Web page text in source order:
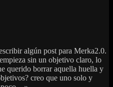
algún post para Merka2.0.
sin un objetivo claro, lo
querido borrar aquella huella y
creo que uno solo y